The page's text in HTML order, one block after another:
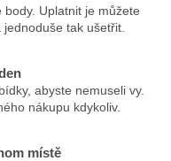
Uplatnit je můžete
tak ušetřit.
abyste nemuseli vy.
nákupu kdykoliv.
místě